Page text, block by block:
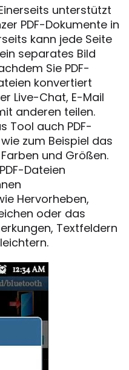
unterstützt
PDF-Dokumente in
kann jede Seite
separates Bild
Sie PDF-
konvertiert
Live-Chat, E-Mail
anderen teilen.
Tool auch PDF-
zum Beispiel das
und Größen.
Dateien
Hervorheben,
oder das
Textfeldern